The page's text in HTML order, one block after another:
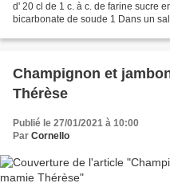
d' 20 cl de 1 c. à c. de farine sucre
bicarbonate de soude 1 Dans un
Champignon et
Thérèse
Publié le 27/01/2021 à 10:00
Par Cornello